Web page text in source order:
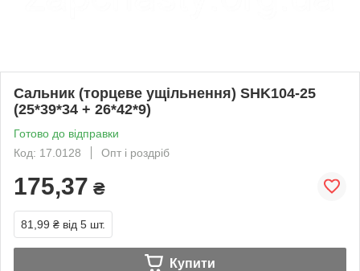
Сальник (торцеве ущільнення) SHK104-25
(25*39*34 + 26*42*9)
Готово до відправки
Код: 17.0128
Опт і роздріб
175,37 ₴
81,99 ₴ від 5 шт.
Купити